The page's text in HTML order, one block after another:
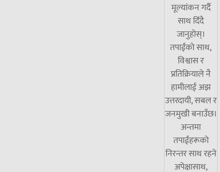
मूल्यांकन गर्दै
साथ दिँदै
जानुहोस्।
तपाईंको साथ,
विश्वास र
प्रतिक्रियाले नै
हामीलाई अझ
उत्तरदायी, सबल र
जनमुखी बनाउँछ।
अन्तमा
तपाईंहरूको
निरन्तर साथ रहने
अपेक्षासाथ,